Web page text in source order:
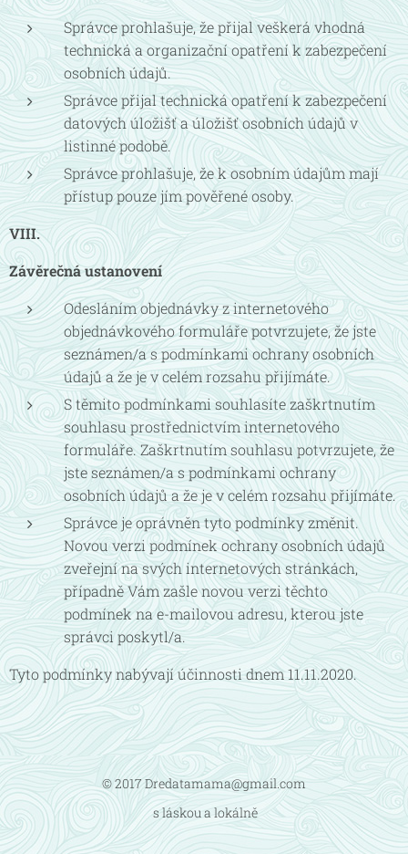
Správce prohlašuje, že přijal veškerá vhodná
technická a organizační opatření k zabezpečení
osobních údajů.
Správce přijal technická opatření k zabezpečení
datových úložišť a úložišť osobních údajů v
listinné podobě.
Správce prohlašuje, že k osobním údajům mají
přístup pouze jím pověřené osoby.
VIII.
Závěrečná ustanovení
Odesláním objednávky z internetového
objednávkového formuláře potvrzujete, že jste
seznámen/a s podmínkami ochrany osobních
údajů a že je v celém rozsahu přijímáte.
S těmito podmínkami souhlasíte zaškrtnutím
souhlasu prostřednictvím internetového
formuláře. Zaškrtnutím souhlasu potvrzujete, že
jste seznámen/a s podmínkami ochrany
osobních údajů a že je v celém rozsahu přijímáte.
Správce je oprávněn tyto podmínky změnit.
Novou verzi podmínek ochrany osobních údajů
zveřejní na svých internetových stránkách,
případně Vám zašle novou verzi těchto
podmínek na e-mailovou adresu, kterou jste
správci poskytl/a.
Tyto podmínky nabývají účinnosti dnem 11.11.2020.
© 2017 Dredatamama@gmail.com
s láskou a lokálně